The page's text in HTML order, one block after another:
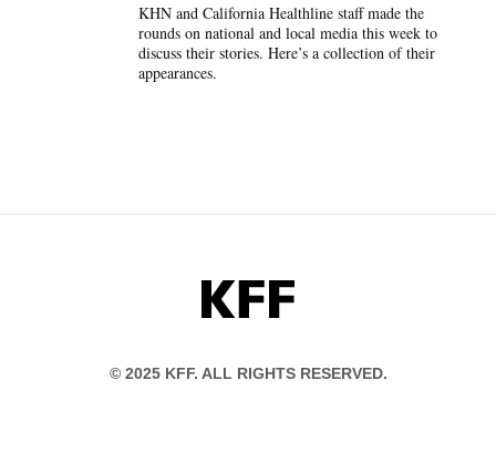
KHN and California Healthline staff made the
rounds on national and local media this week to
discuss their stories. Here’s a collection of their
appearances.
KFF
© 2025 KFF. ALL RIGHTS RESERVED.